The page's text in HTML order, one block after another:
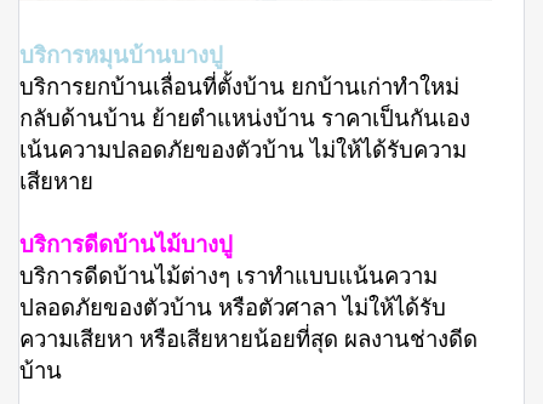
บริการหมุนบ้านบางปู
บริการยกบ้านเลื่อนที่ตั้งบ้าน ยกบ้านเก่าทำใหม่
กลับด้านบ้าน ย้ายตำแหน่งบ้าน ราคาเป็นกันเอง
เน้นความปลอดภัยของตัวบ้าน ไม่ให้ได้รับความ
เสียหาย
บริการดีดบ้านไม้บางปู
บริการดีดบ้านไม้ต่างๆ เราทำแบบแน้นความ
ปลอดภัยของตัวบ้าน หรือตัวศาลา ไม่ให้ได้รับ
ความเสียหา หรือเสียหายน้อยที่สุด ผลงานช่างดีด
บ้าน